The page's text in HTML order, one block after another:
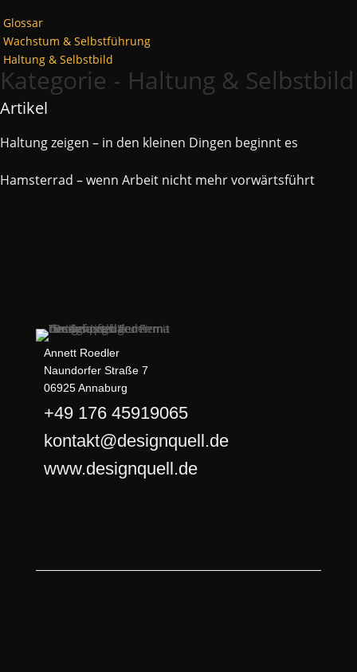
Glossar
Wachstum & Selbstführung
Haltung & Selbstbild
Kategorie - Haltung & Selbstbild
Artikel
Haltung zeigen – in den kleinen Dingen beginnt es
Hamsterrad – wenn Arbeit nicht mehr vorwärtsführt
Annett Roedler
Naundorfer Straße 7
06925 Annaburg
+49 176 45919065
kontakt@designquell.de
www.designquell.de